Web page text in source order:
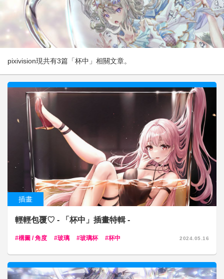
pixivision現共有3篇「杯中」相關文章。
插畫
輕輕包覆♡ - 「杯中」插畫特輯 -
構圖 / 角度 玻璃 玻璃杯 杯中 2024.05.16